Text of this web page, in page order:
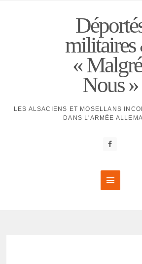
«
Nous »
LES ALSACIENS ET MOSELLANS
DANS L'ARMÉE